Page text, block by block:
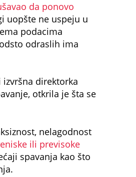
da ponovo
uopšte ne uspeju u
podacima
odraslih ima
izvršna direktorka
otkrila je šta se
nelagodnost
ili previsoke
spavanja kao što